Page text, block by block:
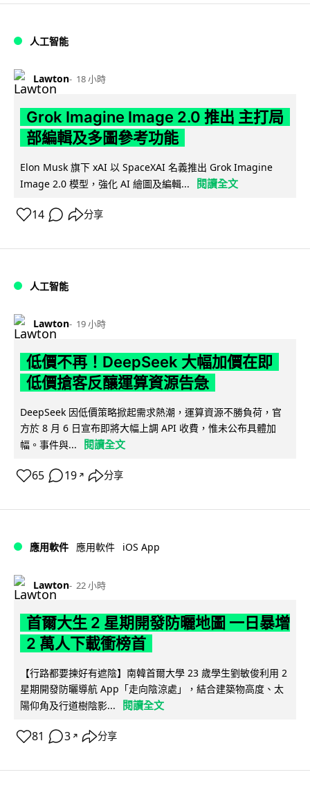
人工智能
Lawton 18 小時
Grok Imagine Image 2.0 推出 主打局
部編輯及多圖參考功能
Elon Musk 旗下 xAI 以 SpaceXAI 名義推出 Grok Imagine
Image 2.0 模型，強化 AI 繪圖及編輯...
閱讀全文
14 分享
人工智能
Lawton 19 小時
低價不再！DeepSeek 大幅加價在即
低價搶客反釀運算資源告急
DeepSeek 因低價策略掀起需求熱潮，運算資源不勝負荷，官
方於 8 月 6 日宣布即將大幅上調 API 收費，惟未公布具體加
幅。事件與...
閱讀全文
65 19 ↗ 分享
應用軟件 應用軟件 iOS App
Lawton 22 小時
首爾大生 2 星期開發防曬地圖 一日暴增
2 萬人下載衝榜首
【行路都要揀好有遮陰】南韓首爾大學 23 歲學生劉敏俊利用 2
星期開發防曬導航 App「走向陰涼處」，結合建築物高度、太
陽仰角及行道樹陰影...
閱讀全文
81 3 ↗ 分享